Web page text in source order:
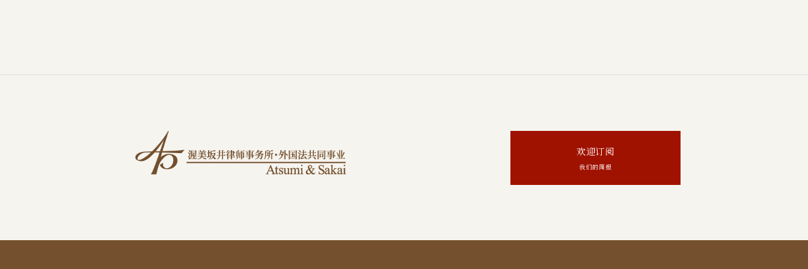
欢迎订阅
我们的简报